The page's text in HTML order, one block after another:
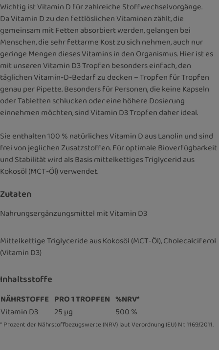
Wichtig ist Vitamin D für zahlreiche Stoffwechselvorgänge.
Da Vitamin D zu den fettlöslichen Vitaminen zählt, die
gemeinsam mit Fetten absorbiert werden, gelangen bei
Menschen, die sehr fettarme Kost zu sich nehmen, auch nur
geringe Mengen dieses Vitamins in den Organismus. Hier ist es
mit unseren Vitamin D3 Tropfen besonders einfach, den
täglichen Vitamin-D-Bedarf zu decken – Tropfen für Tropfen
genau per Pipette. Besonders für Personen, die keine Kapseln
oder Tabletten schlucken oder eine höhere Dosierung
einnehmen möchten, sind Vitamin D3 Tropfen daher ideal.
Sie enthalten 100 % natürliches Vitamin D aus Lanolin und sind
frei von jeglichen Zusatzstoffen. Für optimale Bioverfügbarkeit
und Stabilität wird als Basis mittelkettiges Triglycerid aus
Kokosöl (MCT-Öl) verwendet.
Zutaten
Nahrungsergänzungsmittel mit Vitamin D3
Mittelkettige Triglyceride aus Kokosöl (MCT-Öl), Cholecalciferol
(Vitamin D3)
Inhaltsstoffe
NÄHRSTOFFE PRO 1 TROPFEN %NRV*
Vitamin D3
25 µg 500 %
* Prozent der Nährstoffbezugswerte (NRV) laut Verordnung (EU) Nr. 1169/2011.